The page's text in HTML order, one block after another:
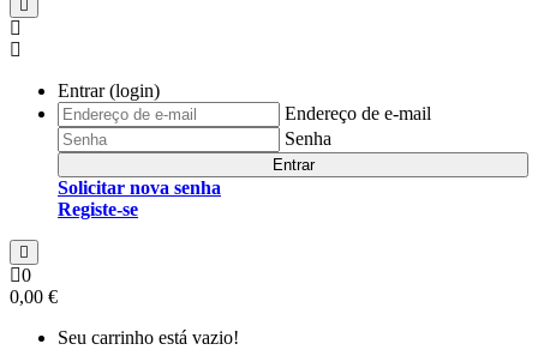
Entrar (login)
Endereço de e-mail
Senha
Entrar
Solicitar nova senha
Registe-se
0
0,00 €
Seu carrinho está vazio!